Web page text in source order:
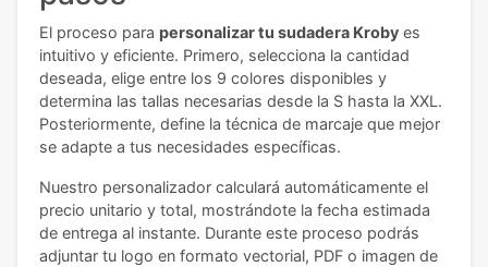
El proceso para personalizar tu sudadera Kroby es
intuitivo y eficiente. Primero, selecciona la cantidad
deseada, elige entre los 9 colores disponibles y
determina las tallas necesarias desde la S hasta la XXL.
Posteriormente, define la técnica de marcaje que mejor
se adapte a tus necesidades específicas.
Nuestro personalizador calculará automáticamente el
precio unitario y total, mostrándote la fecha estimada
de entrega al instante. Durante este proceso podrás
adjuntar tu logo en formato vectorial, PDF o imagen de